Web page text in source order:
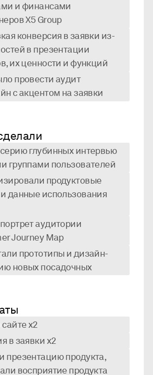
и финансами
X5 Group
конверсия в заявки из-
в презентации
их ценности и функций
провести аудит
с акцентом на заявки
глубинных интервью
группами пользователей
продуктовые
данные использования
аудитории
Journey Map
прототипы и дизайн-
новых посадочных
х2
в заявки х2
презентацию продукта,
восприятие продукта